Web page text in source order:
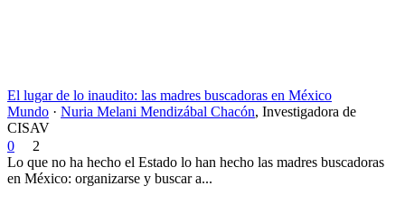
El lugar de lo inaudito: las madres buscadoras en México
Mundo · Nuria Melani Mendizábal Chacón, Investigadora de
CISAV
0
2
Lo que no ha hecho el Estado lo han hecho las madres buscadoras
en México: organizarse y buscar a...